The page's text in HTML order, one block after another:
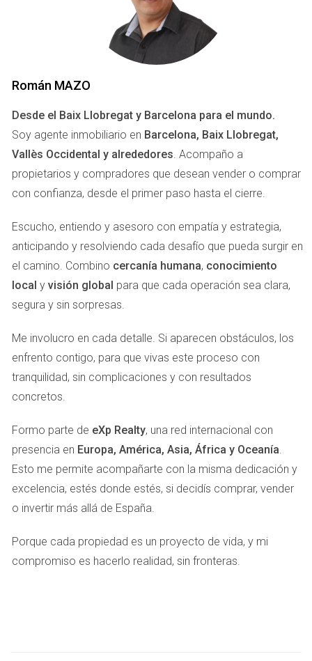
artículo, vamos a profundizar en las razones detrás de esta
discrepancia y ofrecerte estrategias efectivas para
asegurarte de que tu anuncio atraiga a los compradores
ANUNCIO NO REFLEJA EL
VERDADERO VALOR
Falta de información adecuada
propietarios es no proporcionar información suficiente o
precisa sobre su propiedad. Un anuncio atractivo debe
incluir detalles como la superficie total, el número de
habitaciones, los servicios cercanos y cualquier mejora
reciente realizada. Si omites estos aspectos clave, los
compradores pueden subestimar el valor real de tu casa.
Además, asegúrate de incluir fotografías de alta calidad;
una imagen vale más que mil palabras y puede ser la
diferencia entre atraer a un comprador o perderlo.
Expectativas irreales del propietario
Es natural querer obtener el mejor precio posible por tu
hogar, pero establecer un precio demasiado alto puede ser
contraproducente. Muchos propietarios se dejan llevar por
el apego emocional a su casa y fijan precios basados en
Realizar un análisis comparativo con propiedades similares
en Abrera puede ayudarte a establecer un precio más
Román MAZO
Desde el Baix Llobregat y Barcelona para el mundo.
Soy agente inmobiliario en Barcelona, Baix Llobregat,
Vallès Occidental y alrededores. Acompaño a
propietarios y compradores que desean vender o comprar
con confianza, desde el primer paso hasta el cierre.
Escucho, entiendo y asesoro con empatía y estrategia,
anticipando y resolviendo cada desafío que pueda surgir en
el camino. Combino cercanía humana, conocimiento
local y visión global para que cada operación sea clara,
segura y sin sorpresas.
Me involucro en cada detalle. Si aparecen obstáculos, los
enfrento contigo, para que vivas este proceso con
tranquilidad, sin complicaciones y con resultados
concretos.
Formo parte de eXp Realty, una red internacional con
presencia en Europa, América, Asia, África y Oceanía.
Esto me permite acompañarte con la misma dedicación y
excelencia, estés donde estés, si decidís comprar, vender
o invertir más allá de España.
Porque cada propiedad es un proyecto de vida, y mi
compromiso es hacerlo realidad, sin fronteras.